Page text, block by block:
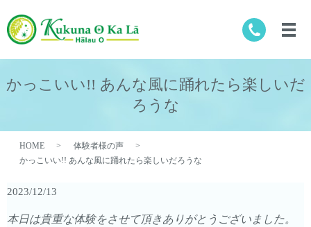
かっこいい!! あんな風に踊れたら楽しいだ
ろうな
HOME
体験者様の声
かっこいい!! あんな風に踊れたら楽しいだろうな
2023/12/13
本日は貴重な体験をさせて頂きありがとうございました。